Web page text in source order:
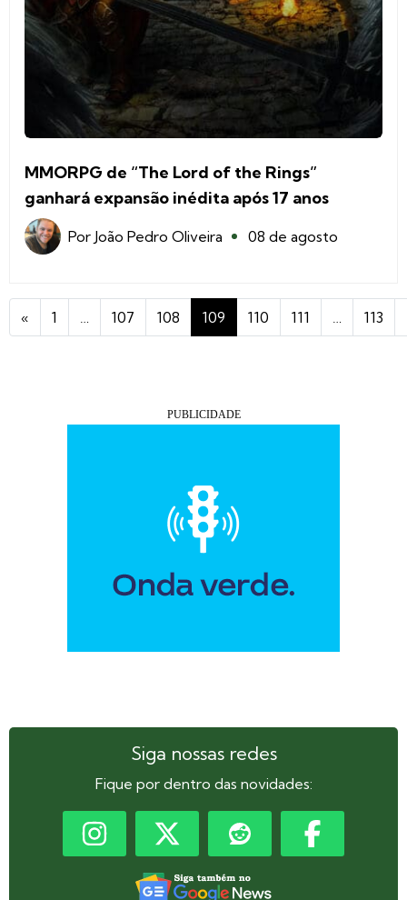
MMORPG de “The Lord of the Rings”
ganhará expansão inédita após 17 anos
Por João Pedro Oliveira 08 de agosto
« 1 … 107 108 109 110 111 … 113
Siga nossas redes
Fique por dentro das novidades: